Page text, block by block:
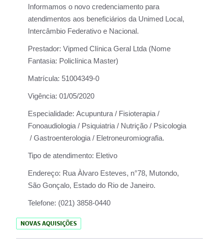
Informamos o novo credenciamento para
atendimentos aos beneficiários da Unimed Local,
Intercâmbio Federativo e Nacional.
Prestador: Vipmed Clínica Geral Ltda (Nome
Fantasia: Policlínica Master)
Matrícula: 51004349-0
Vigência: 01/05/2020
Especialidade: Acupuntura / Fisioterapia /
Fonoaudiologia / Psiquiatria / Nutrição / Psicologia
/ Gastroenterologia / Eletroneuromiografia.
Tipo de atendimento: Eletivo
Endereço: Rua Àlvaro Esteves, n°78, Mutondo,
São Gonçalo, Estado do Rio de Janeiro.
Telefone: (021) 3858-0440
NOVAS AQUISIÇÕES